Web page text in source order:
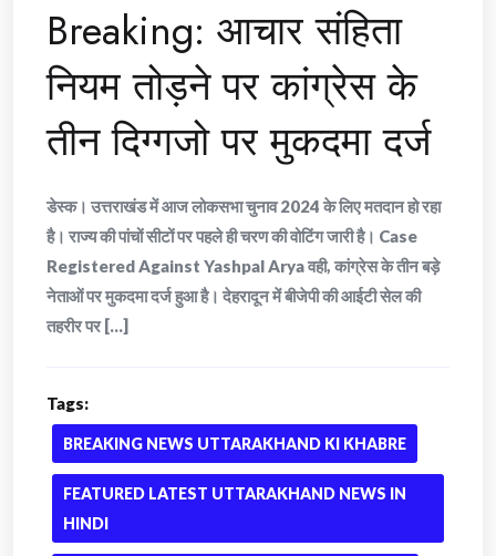
Breaking: आचार संहिता
नियम तोड़ने पर कांग्रेस के
तीन दिग्गजो पर मुकदमा दर्ज
डेस्क। उत्तराखंड में आज लोकसभा चुनाव 2024 के लिए मतदान हो रहा
है। राज्य की पांचों सीटों पर पहले ही चरण की वोटिंग जारी है। Case
Registered Against Yashpal Arya वही, कांग्रेस के तीन बड़े
नेताओं पर मुकदमा दर्ज हुआ है। देहरादून में बीजेपी की आईटी सेल की
तहरीर पर [...]
Tags:
BREAKING NEWS UTTARAKHAND KI KHABRE
FEATURED LATEST UTTARAKHAND NEWS IN
HINDI